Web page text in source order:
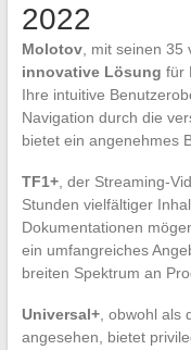
2022
Molotov, mit seinen 35
innovative Lösung für
Ihre intuitive
Navigation durch die
bietet ein angenehmes
TF1+, der Streaming-
Stunden vielfältiger
Dokumentationen
ein umfangreiches
breiten Spektrum an
Universal+, obwohl als
angesehen, bietet